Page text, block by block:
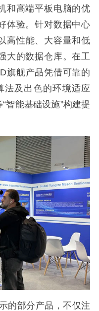
和高端平板电脑的优
体验。针对数据中心
高性能、大容量和低
大的数据仓库。在工
旗舰产品凭借可靠的
法及出色的环境适应
智能基础设施”构建提
部分产品，不仅注